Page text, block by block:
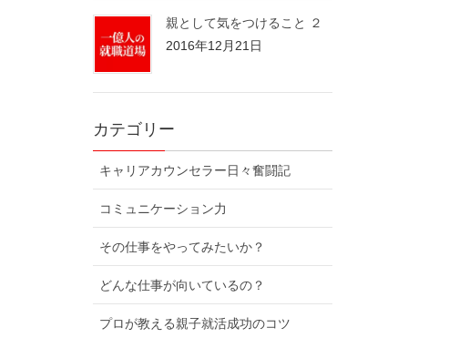
親として気をつけること ２
2016年12月21日
カテゴリー
キャリアカウンセラー日々奮闘記
コミュニケーション力
その仕事をやってみたいか？
どんな仕事が向いているの？
プロが教える親子就活成功のコツ